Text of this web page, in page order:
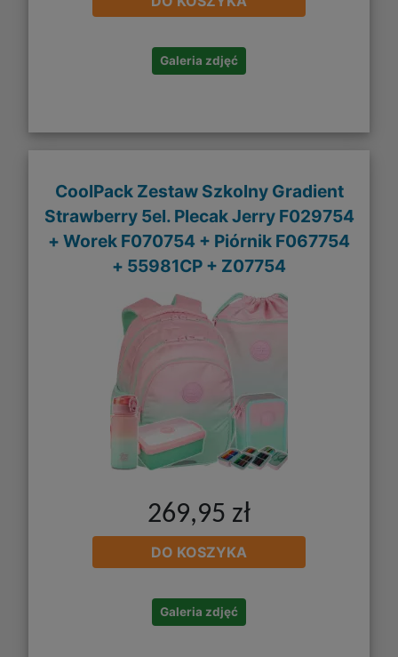
Galeria zdjęć
CoolPack Zestaw Szkolny Gradient
Strawberry 5el. Plecak Jerry F029754
+ Worek F070754 + Piórnik F067754
+ 55981CP + Z07754
269,95 zł
DO KOSZYKA
Galeria zdjęć